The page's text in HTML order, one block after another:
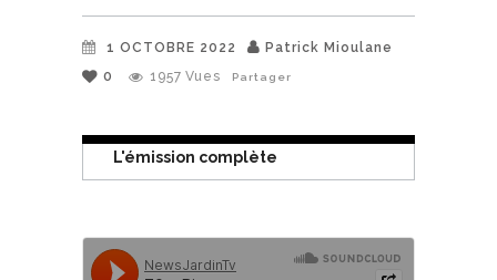
1 OCTOBRE 2022
Patrick Mioulane
0
1957 Vues Partager
L'émission complète